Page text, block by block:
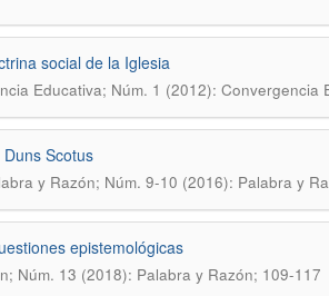
social de la Iglesia
Educativa; Núm. 1 (2012): Convergencia
Scotus
y Razón; Núm. 9-10 (2016): Palabra y
epistemológicas
Núm. 13 (2018): Palabra y Razón; 109-117